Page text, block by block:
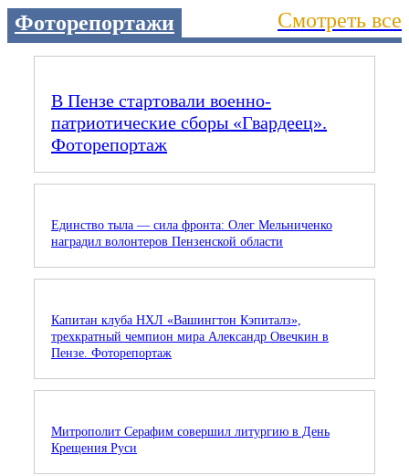
Фоторепортажи Смотреть все
В Пензе стартовали военно-
патриотические сборы «Гвардеец».
Фоторепортаж
Единство тыла — сила фронта: Олег Мельниченко
наградил волонтеров Пензенской области
Капитан клуба НХЛ «Вашингтон Кэпиталз»,
трехкратный чемпион мира Александр Овечкин в
Пензе. Фоторепортаж
Митрополит Серафим совершил литургию в День
Крещения Руси